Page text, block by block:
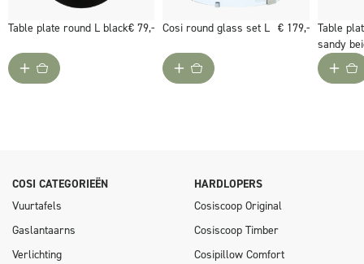
Table plate round L black€ 79,- Cosi round glass set L € 179,- Table
sandy
COSI CATEGORIEËN
Vuurtafels
Gaslantaarns
Verlichting
HARDLOPERS
Cosiscoop Original
Cosiscoop Timber
Cosipillow Comfort